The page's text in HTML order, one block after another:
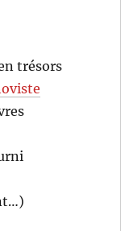
trésors